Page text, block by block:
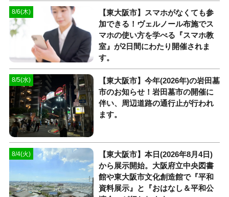
8/6(木)
【東大阪市】スマホがなくても参
加できる！ヴェルノール布施でス
マホの使い方を学べる『スマホ教
室』が2日間にわたり開催されま
す。
8/5(水)
【東大阪市】今年(2026年)の岩田墓
市のお知らせ！岩田墓市の開催に
伴い、周辺道路の通行止が行われ
ます。
8/4(火)
【東大阪市】本日(2026年8月4日)
から展示開始。大阪府立中央図書
館や東大阪市文化創造館で『平和
資料展示』と『おはなし＆平和公